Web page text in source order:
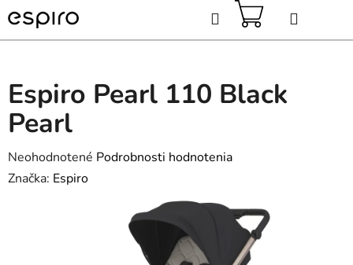
Prejsť
na
obsah
Hľadať
KOŠÍK
Espiro Pearl 110 Black
Pearl
Priemerné
hodnotenie
Neohodnotené Podrobnosti hodnotenia
Značka: Espiro